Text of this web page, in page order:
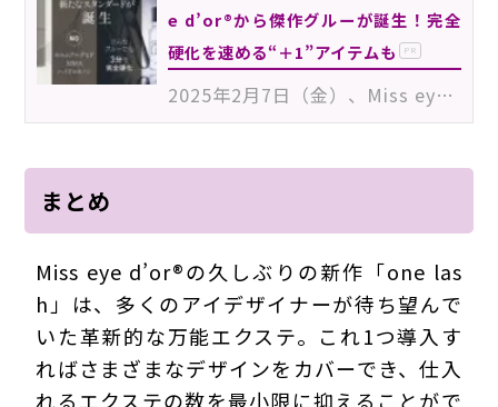
e d’or®から傑作グルーが誕生！完全
硬化を速める“＋1”アイテムも
PR
2025年2月7日（金）、Miss eye d’or®から注目の商材が新登場！新たに発売されるのは、低刺激性・速乾性・…
まとめ
Miss eye d’or®の久しぶりの新作「one las
h」は、多くのアイデザイナーが待ち望んで
いた革新的な万能エクステ。これ1つ導入す
ればさまざまなデザインをカバーでき、仕入
れるエクステの数を最小限に抑えることがで